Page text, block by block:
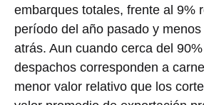
embarques totales, frente al 9%
período del año pasado y
atrás. Aun cuando cerca del
despachos corresponden a
menor valor relativo que los